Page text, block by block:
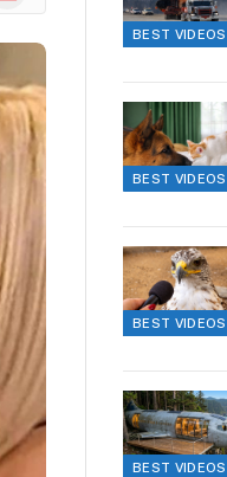
BEST VIDEOS
BEST VIDEOS
BEST VIDEOS
BEST VIDEOS